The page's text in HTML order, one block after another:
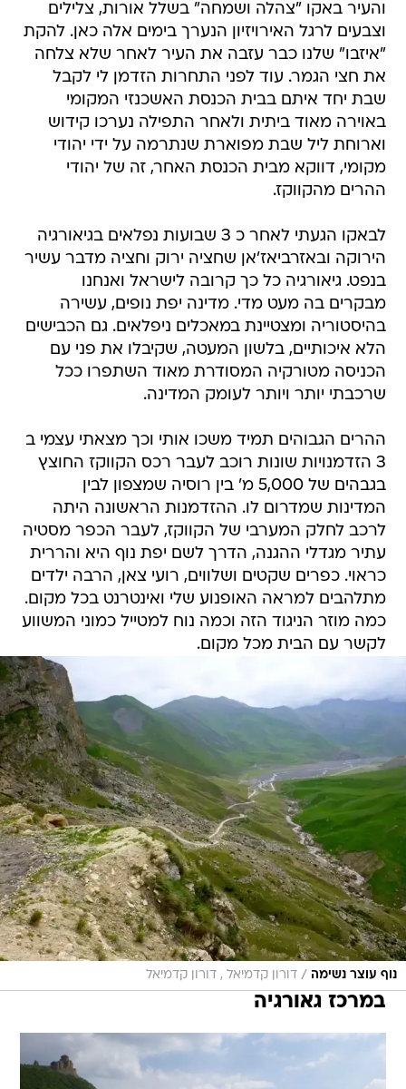
והעיר באקו "צהלה ושמחה" בשלל אורות, צלילים
וצבעים לרגל האירויזיון הנערך בימים אלה כאן. להקת
"איזבו" שלנו כבר עזבה את העיר לאחר שלא צלחה
את חצי הגמר. עוד לפני התחרות הזדמן לי לקבל
שבת יחד איתם בבית הכנסת האשכנזי המקומי
באוירה מאוד ביתית ולאחר התפילה נערכו קידוש
וארוחת ליל שבת מפוארת שנתרמה על ידי יהודי
מקומי, דווקא מבית הכנסת האחר, זה של יהודי
ההרים מהקווקז.
לבאקו הגעתי לאחר כ 3 שבועות נפלאים בגיאורגיה
הירוקה ובאזרביאז'אן שחציה ירוק וחציה מדבר עשיר
בנפט. גיאורגיה כל כך קרובה לישראל ואנחנו
מבקרים בה מעט מדי. מדינה יפת נופים, עשירה
בהיסטוריה ומצטיינת במאכלים ניפלאים. גם הכבישים
הלא איכותיים, בלשון המעטה, שקיבלו את פני עם
הכניסה מטורקיה המסודרת מאוד השתפרו ככל
שרכבתי יותר ויותר לעומק המדינה.
ההרים הגבוהים תמיד משכו אותי וכך מצאתי עצמי ב
3 הזדמנויות שונות רוכב לעבר רכס הקווקז החוצץ
בגבהים של 5,000 מ' בין רוסיה שמצפון לבין
המדינות שמדרום לו. ההזדמנות הראשונה היתה
לרכב לחלק המערבי של הקווקז, לעבר הכפר מסטיה
עתיר מגדלי ההגנה, הדרך לשם יפת נוף היא והררית
כראוי. כפרים שקטים ושלווים, רועי צאן, הרבה ילדים
מתלהבים למראה האופנוע שלי ואינטרנט בכל מקום.
כמה מוזר הניגוד הזה וכמה נוח למטייל כמוני המשווע
לקשר עם הבית מכל מקום.
נוף עוצר נשימה / דורון קדמיאל , דורון קדמיאל
במרכז גאורגיה